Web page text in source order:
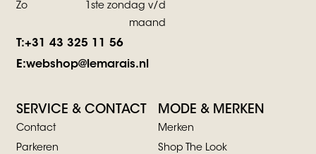
Zo
1ste zondag v/d
maand
T:+31 43 325 11 56
E:webshop@lemarais.nl
SERVICE & CONTACT
Contact
Parkeren
MODE & MERKEN
Merken
Shop The Look